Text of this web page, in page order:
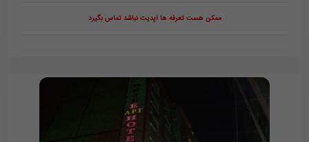
ممکن هست تعرفه ها آپدیت نباشد تماس بگیرد